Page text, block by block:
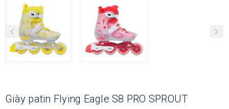
Giày patin Flying Eagle S8 PRO SPROUT